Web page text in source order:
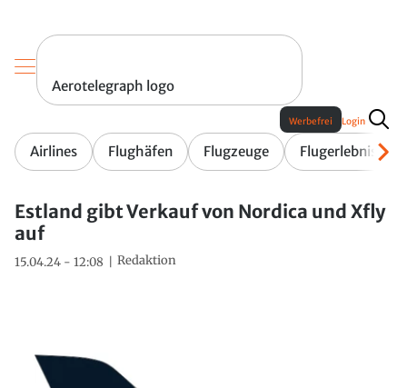
Aerotelegraph logo
Airlines Flughäfen Flugzeuge Flugerlebnis
Werbefrei Login
Estland gibt Verkauf von Nordica und Xfly
auf
15.04.24 - 12:08 Redaktion